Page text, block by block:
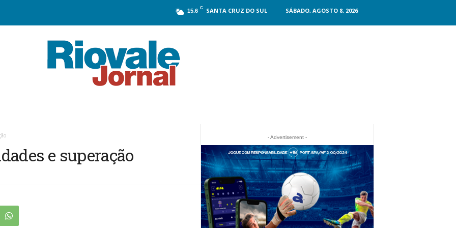
15.6 C SANTA CRUZ DO SUL SÁBADO, AGOSTO 8, 2026
e superação
- Advertisement -